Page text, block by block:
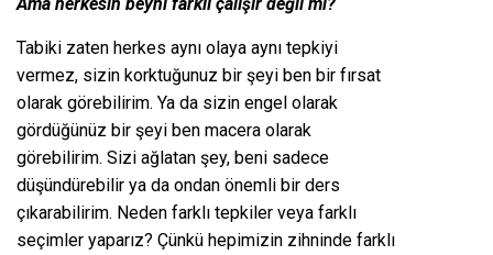
Tabiki zaten herkes aynı olaya aynı tepkiyi
vermez, sizin korktuğunuz bir şeyi ben bir fırsat
olarak görebilirim. Ya da sizin engel olarak
gördüğünüz bir şeyi ben macera olarak
görebilirim. Sizi ağlatan şey, beni sadece
düşündürebilir ya da ondan önemli bir ders
çıkarabilirim. Neden farklı tepkiler veya farklı
seçimler yaparız? Çünkü hepimizin zihninde farklı